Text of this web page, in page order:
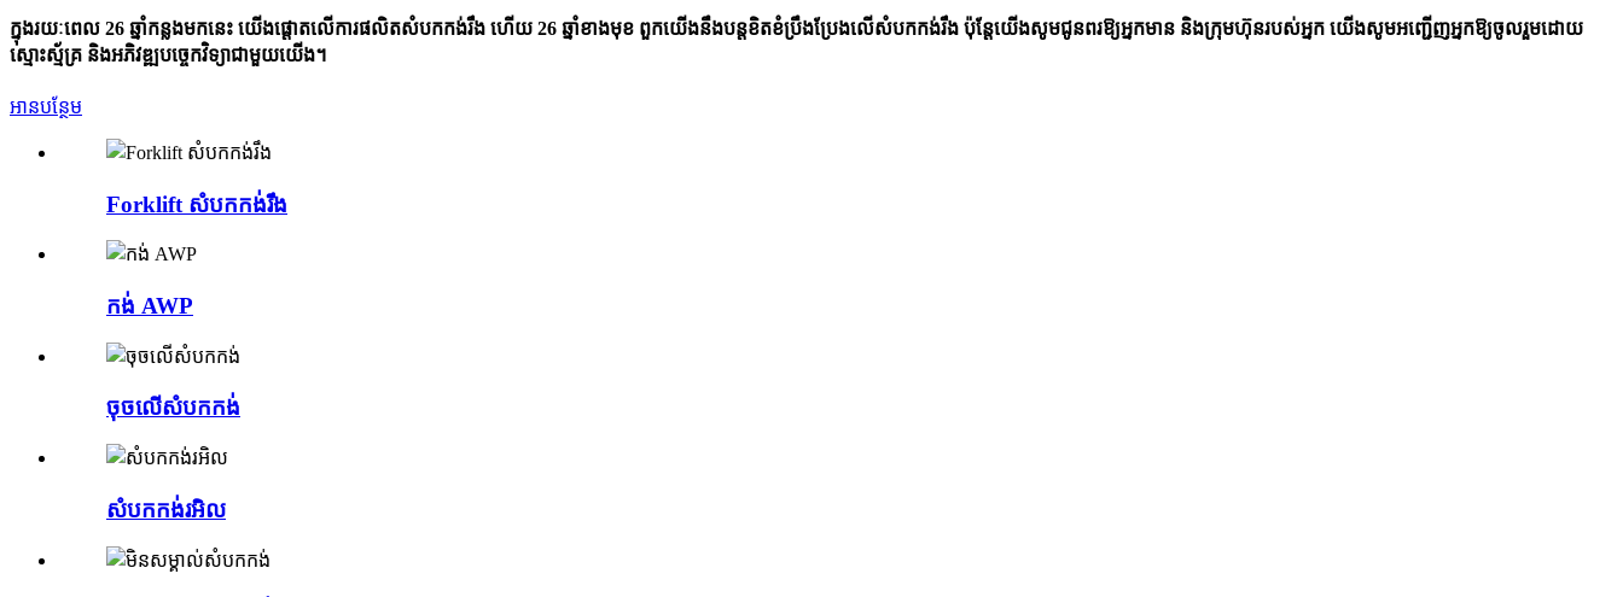
ក្នុងរយៈពេល 26 ឆ្នាំកន្លងមកនេះ យើងផ្តោតលើការផលិតសំបកកង់រឹង ហើយ 26 ឆ្នាំខាងមុខ ពួកយើងនឹងបន្តខិតខំប្រឹងប្រែងលើសំបកកង់រឹង ប៉ុន្តែយើងសូមជូនពរឱ្យអ្នកមាន និងក្រុមហ៊ុនរបស់អ្នក យើងសូមអញ្ជើញអ្នកឱ្យចូលរួមដោយ
ស្មោះស្ម័គ្រ និងអភិវឌ្ឍបច្ចេកវិទ្យាជាមួយយើង។
អានបន្ថែម
Forklift សំបកកង់រឹង
កង់ AWP
ចុចលើសំបកកង់
សំបកកង់រអិល